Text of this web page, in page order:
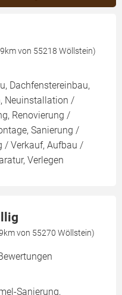
von 55218 Wöllstein)
Dachfenstereinbau,
Neuinstallation /
Renovierung /
Sanierung /
/ Verkauf, Aufbau /
Verlegen
von 55270 Wöllstein)
Sanierung,